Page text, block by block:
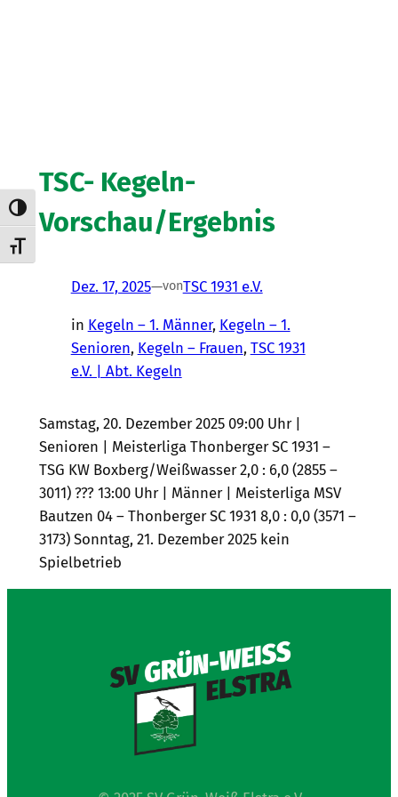
Umschalten auf hohe Kontraste
Schrift vergrößern
TSC- Kegeln-
Vorschau/Ergebnis
Dez. 17, 2025—vonTSC 1931 e.V.
in Kegeln – 1. Männer, Kegeln – 1.
Senioren, Kegeln – Frauen, TSC 1931
e.V. | Abt. Kegeln
Samstag, 20. Dezember 2025 09:00 Uhr |
Senioren | Meisterliga Thonberger SC 1931 –
TSG KW Boxberg/Weißwasser 2,0 : 6,0 (2855 –
3011) ??? 13:00 Uhr | Männer | Meisterliga MSV
Bautzen 04 – Thonberger SC 1931 8,0 : 0,0 (3571 –
3173) Sonntag, 21. Dezember 2025 kein
Spielbetrieb